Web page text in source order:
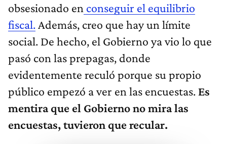
obsesionado en conseguir el equilibrio
fiscal. Además, creo que hay un límite
social. De hecho, el Gobierno ya vio lo que
pasó con las prepagas, donde
evidentemente reculó porque su propio
público empezó a ver en las encuestas. Es
mentira que el Gobierno no mira las
encuestas, tuvieron que recular.